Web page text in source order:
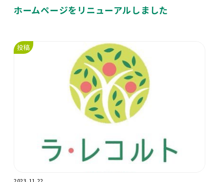
ホームページをリニューアルしました
投稿
2023.11.22